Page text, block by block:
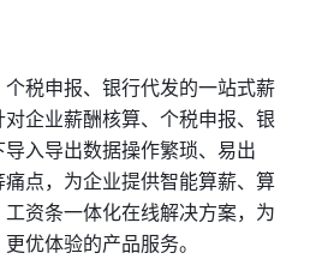
税申报、银行代发的一站式薪
企业薪酬核算、个税申报、银
入导出数据操作繁琐、易出
点，为企业提供智能算薪、算
资条一体化在线解决方案，为
优体验的产品服务。